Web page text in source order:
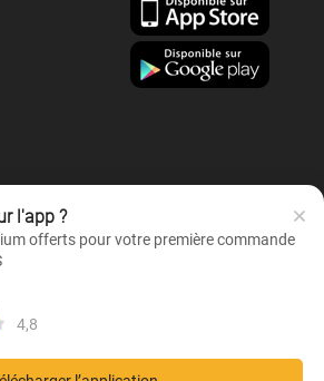
- Black Friday 2026
l'app ?
offerts pour votre première commande
4,8